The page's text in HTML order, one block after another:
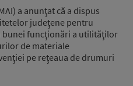
a anunţat că a dispus
judeţene pentru
bunei funcţionări a utilităţilor
de materiale
pe reţeaua de drumuri